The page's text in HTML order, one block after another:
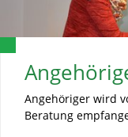
Angehöriger wird
Beratung
Beratungsgespräch